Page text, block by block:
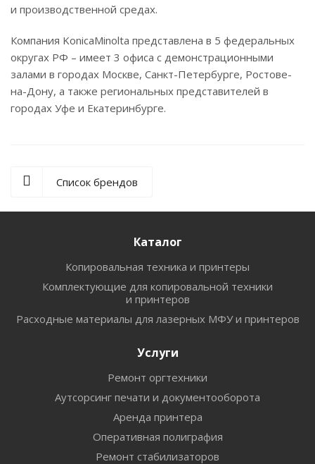
и производственной средах.
Компания KonicaMinolta представлена в 5 федеральных
округах РФ – имеет 3 офиса с демонстрационными
залами в городах Москве, Санкт-Петербурге, Ростове-
на-Дону, а также региональных представителей в
городах Уфе и Екатеринбурге.
Список брендов
Каталог
Копировальная техника и принтеры
Комплектующие для копировальной техники
и принтеров
Расходные материалы для лазерных МФУ и принтеров
Услуги
Ремонт оргтехники
Аутсорсинг печати и документооборота
Аренда принтера
Оперативная полиграфия
Ремонт стабилизаторов